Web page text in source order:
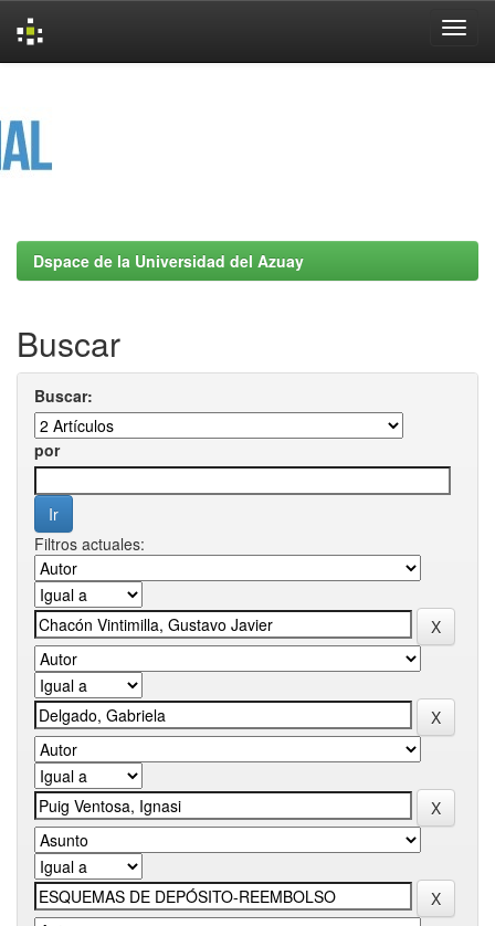
Dspace de la Universidad del Azuay
Buscar
Buscar:
por
Filtros actuales: